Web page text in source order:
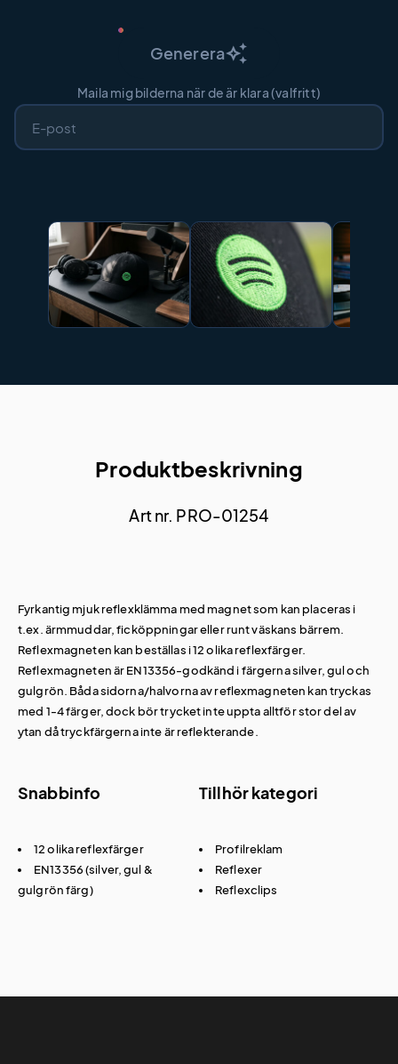
Genereraauto_awesome
Maila mig bilderna när de är klara (valfritt)
Produktbeskrivning
Art nr. PRO-01254
Fyrkantig mjuk reflexklämma med magnet som kan placeras i
t.ex. ärmmuddar, ficköppningar eller runt väskans bärrem.
Reflexmagneten kan beställas i 12 olika reflexfärger.
Reflexmagneten är EN13356-godkänd i färgerna silver, gul och
gulgrön. Båda sidorna/halvorna av reflexmagneten kan tryckas
med 1-4 färger, dock bör trycket inte uppta alltför stor del av
ytan då tryckfärgerna inte är reflekterande.
Snabbinfo
12 olika reflexfärger
EN13356 (silver, gul &
gulgrön färg)
Tillhör kategori
Profilreklam
Reflexer
Reflexclips